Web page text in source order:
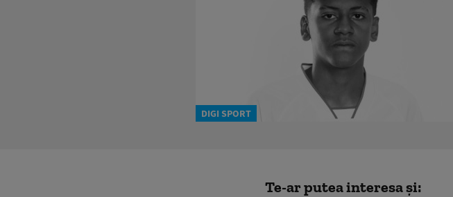
DIGI SPORT
Te-ar putea interesa și: